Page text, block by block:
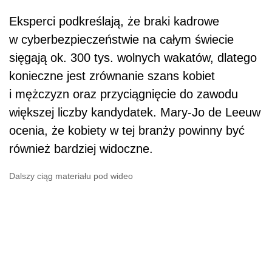
Eksperci podkreślają, że braki kadrowe
w cyberbezpieczeństwie na całym świecie
sięgają ok. 300 tys. wolnych wakatów, dlatego
konieczne jest zrównanie szans kobiet
i mężczyzn oraz przyciągnięcie do zawodu
większej liczby kandydatek. Mary-Jo de Leeuw
ocenia, że kobiety w tej branży powinny być
również bardziej widoczne.
Dalszy ciąg materiału pod wideo